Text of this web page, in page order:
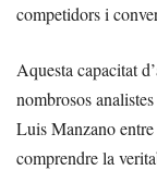
competidors i
Aquesta capacitat
nombrosos
Luis Manzano entre
comprendre la